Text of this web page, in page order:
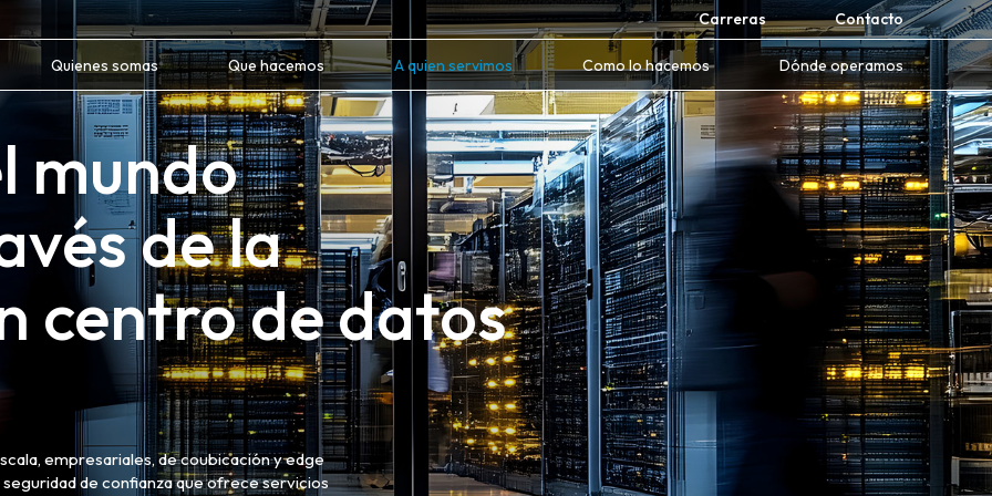
Carreras Contacto
Quienes somas Que hacemos A quien servimos Como lo hacemos Dónde operamos
mundo
de la
centro de datos
empresariales, de coubicación y edge
de confianza que ofrece servicios